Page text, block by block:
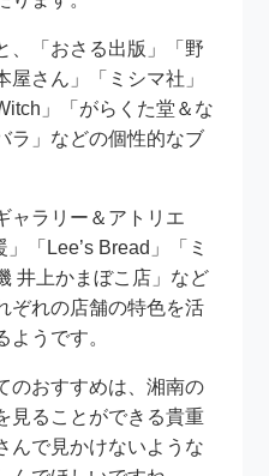
、「おさる出版」「野
屋さん」「ミシマ社」
」「がらくた堂＆な
ラ」などの個性的なブ
ャラリー＆アトリエ
「Lee’s Bread」「ミ
井上かまぼこ店」など
ぞれの店舗の特色を活
ようです。
のおすすめは、湘南の
見ることができる貴重
んで見かけないような